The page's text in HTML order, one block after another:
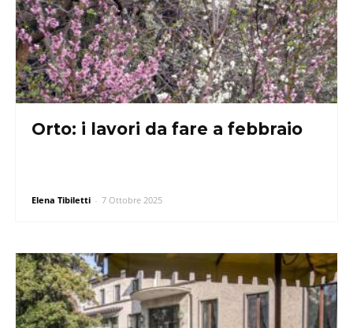
Orto: i lavori da fare a febbraio
Elena Tibiletti - 7 Ottobre 2025